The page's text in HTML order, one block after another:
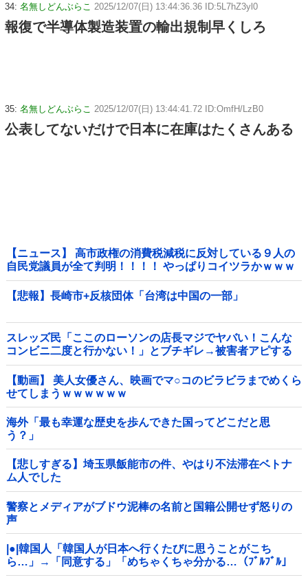
34: 名無しどんぶらこ 2025/12/07(日) 13:44:36.36 ID:5L7hZ3yl0
報復で半導体製造装置の輸出規制早くしろ
35: 名無しどんぶらこ 2025/12/07(日) 13:44:41.72 ID:OmfH/LzB0
公表してないだけで日本に在庫はたくさんある
【ニュース】 高市政権の消費税減税に反対している９人の
自民党議員が全て判明！！！！ やっぱりコイツラかｗｗｗ
ｗｗ
【悲報】長崎市+反核団体「台湾は中国の一部」
スレッズ民「ここのローソンの店長マジでヤバい！こんな
コンビニ二度と行かない！」とブチギレ→被害者アピする
も「ヤバイのはお前だよ」とツッコミ殺到ｗｗｗｗｗｗｗ
他
【動画】 美人女優さん、映画でマ○コのビラビラまでめくら
せてしまうｗｗｗｗｗｗ
海外「最も幸運な歴史を歩んできた国ってどこだと思
う？」
【悲しすぎる】埼玉県飯能市の件、やはり不法滞在ベトナ
ム人でした
警察とメディアがブドウ泥棒の名前と国籍公開せず怒りの
声
|●|韓国人「韓国人が日本へ行くたびに思うことがこち
ら…」→「同意する」「めちゃくちゃ分かる…（ﾌﾞﾙﾌﾞﾙ」
＝韓国の反応